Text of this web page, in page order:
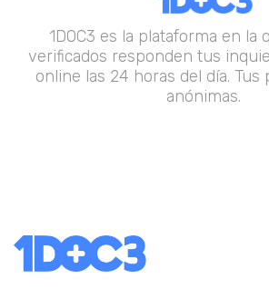
1DOC3 es la plataforma en la
verificados responden tus
online las 24 horas del día.
anónimas.